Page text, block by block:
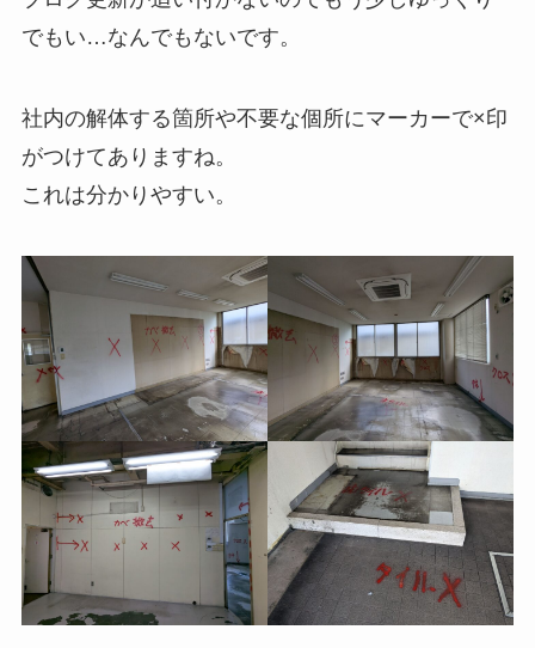
でもい…なんでもないです。
社内の解体する箇所や不要な個所にマーカーで×印
がつけてありますね。
これは分かりやすい。